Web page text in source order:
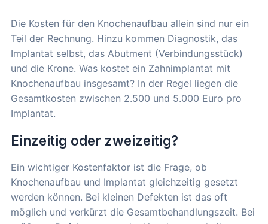
Die Kosten für den Knochenaufbau allein sind nur ein
Teil der Rechnung. Hinzu kommen Diagnostik, das
Implantat selbst, das Abutment (Verbindungsstück)
und die Krone. Was kostet ein Zahnimplantat mit
Knochenaufbau insgesamt? In der Regel liegen die
Gesamtkosten zwischen 2.500 und 5.000 Euro pro
Implantat.
Einzeitig oder zweizeitig?
Ein wichtiger Kostenfaktor ist die Frage, ob
Knochenaufbau und Implantat gleichzeitig gesetzt
werden können. Bei kleinen Defekten ist das oft
möglich und verkürzt die Gesamtbehandlungszeit. Bei